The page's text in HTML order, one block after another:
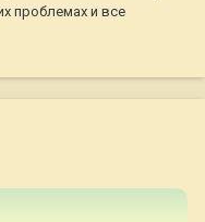
проблемах и все